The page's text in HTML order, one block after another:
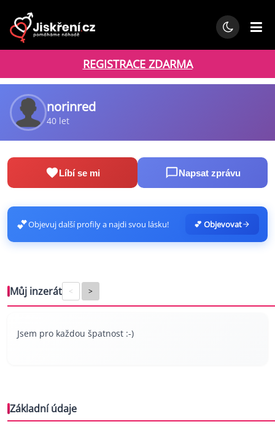
REGISTRACE ZDARMA
norinred
40 let
Líbí se mi Napsat zprávu
💕Objevuj další profily a najdi svou lásku! 💕 Objevovat
Můj inzerát < >
Jsem pro každou špatnost :-)
Základní údaje